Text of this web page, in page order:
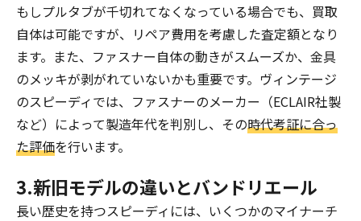
もしプルタブが千切れてなくなっている場合でも、買取
自体は可能ですが、リペア費用を考慮した査定額となり
ます。また、ファスナー自体の動きがスムーズか、金具
のメッキが剥がれていないかも重要です。ヴィンテージ
のスピーディでは、ファスナーのメーカー（ECLAIR社製
など）によって製造年代を判別し、その時代考証に合っ
た評価を行います。
3.新旧モデルの違いとバンドリエール
長い歴史を持つスピーディには、いくつかのマイナーチ